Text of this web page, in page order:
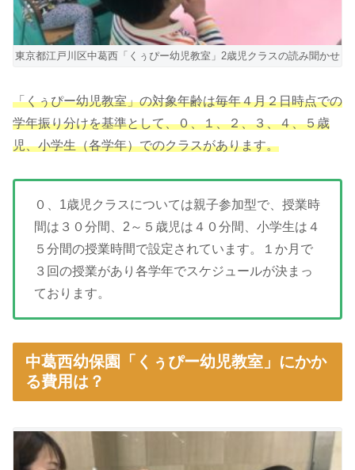
東京都江戸川区中葛西「くぅぴー幼児教室」2歳児クラスの読み聞かせ
「くぅぴー幼児教室」の対象年齢は毎年４月２日時点での
学年振り分けを基準として、０、１、２、３、４、５歳
児、小学生（各学年）でのクラスがあります。
０、1歳児クラスについては親子参加型で、授業時
間は３０分間、2～５歳児は４０分間、小学生は４
５分間の授業時間で設定されています。１か月で
３回の授業があり各学年でスケジュールが決まっ
ております。
中葛西幼保園「くぅぴー幼児教室」にかか
る費用は？